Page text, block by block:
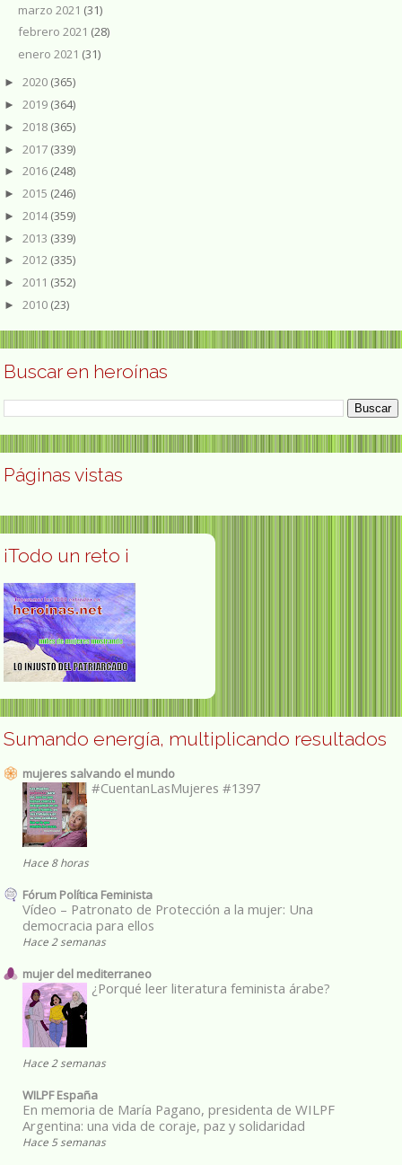
marzo 2021 (31)
febrero 2021 (28)
enero 2021 (31)
► 2020 (365)
► 2019 (364)
► 2018 (365)
► 2017 (339)
► 2016 (248)
► 2015 (246)
► 2014(359)
► 2013 (339)
► 2012 (335)
► 2011 (352)
► 2010 (23)
Buscar en heroínas
Páginas vistas
¡Todo un reto ¡
Sumando energía, multiplicando resultados
mujeres salvando el mundo
#CuentanLasMujeres #1397
Hace 8 horas
Fórum Política Feminista
Vídeo – Patronato de Protección a la mujer: Una
democracia para ellos
Hace 2 semanas
mujer del mediterraneo
¿Porqué leer literatura feminista árabe?
Hace 2 semanas
WILPF España
En memoria de María Pagano, presidenta de WILPF
Argentina: una vida de coraje, paz y solidaridad
Hace 5 semanas